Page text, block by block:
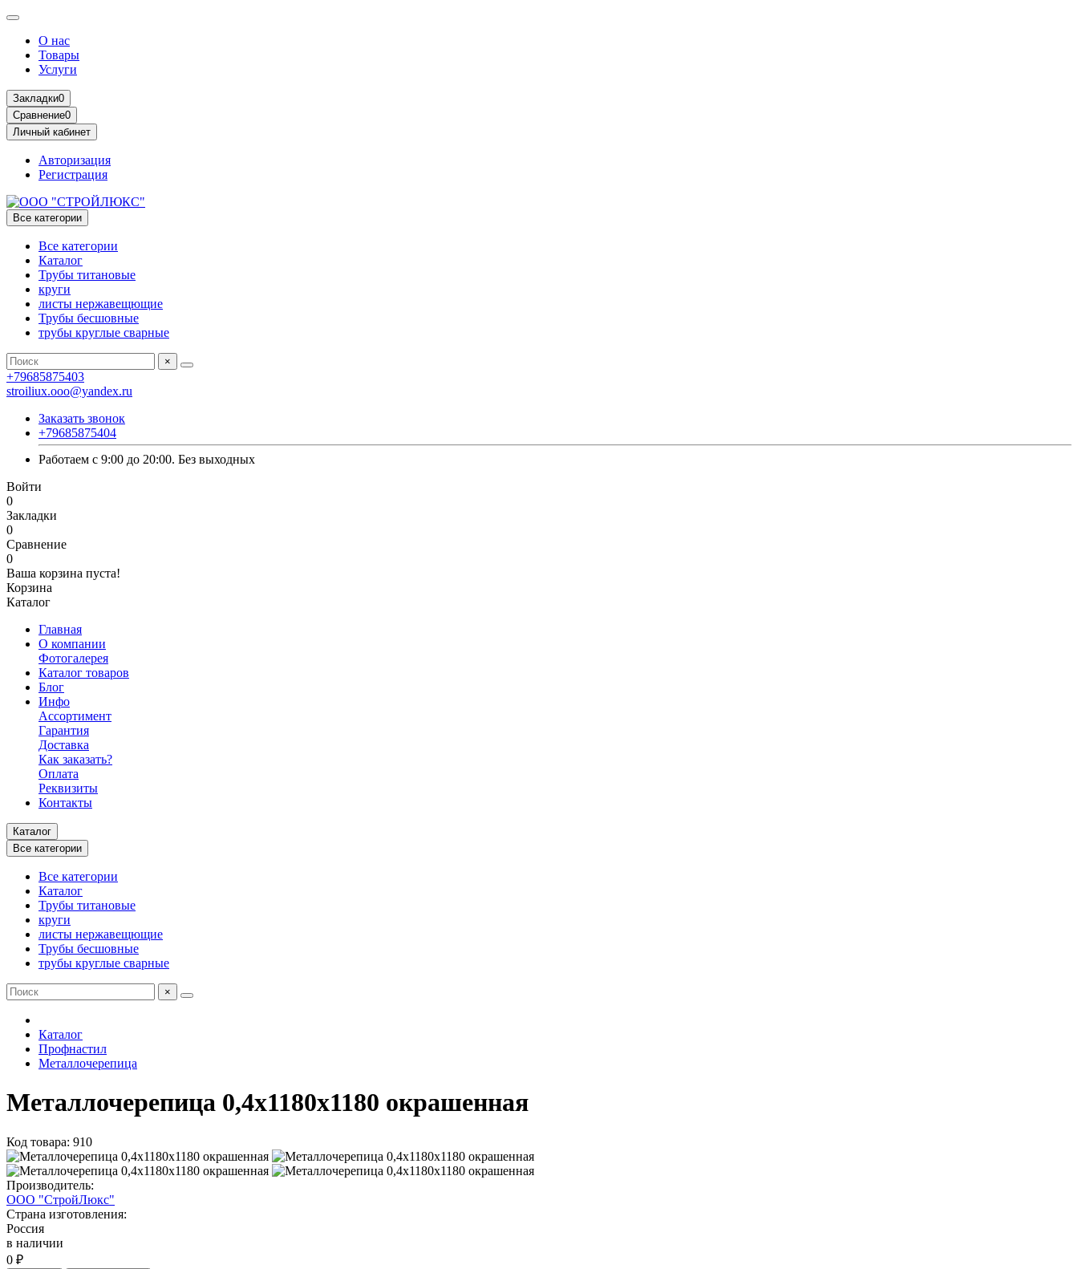
О нас
Товары
Услуги
Закладки0
Сравнение0
Личный кабинет
Авторизация
Регистрация
Все категории
Все категории
Каталог
Трубы титановые
круги
листы нержавещющие
Трубы бесшовные
трубы круглые сварные
×
+79685875403
stroiliux.ooo@yandex.ru
Заказать звонок
+79685875404
Работаем с 9:00 до 20:00. Без выходных
Войти
0
Закладки
0
Сравнение
0
Ваша корзина пуста!
Корзина
Каталог
Главная
О компании
Фотогалерея
Каталог товаров
Блог
Инфо
Ассортимент
Гарантия
Доставка
Как заказать?
Оплата
Реквизиты
Контакты
Каталог
Все категории
Все категории
Каталог
Трубы титановые
круги
листы нержавещющие
Трубы бесшовные
трубы круглые сварные
×
Каталог
Профнастил
Металлочерепица
Металлочерепица 0,4х1180х1180 окрашенная
Код товара: 910
Производитель:
ООО "СтройЛюкс"
Страна изготовления:
Россия
в наличии
0 ₽